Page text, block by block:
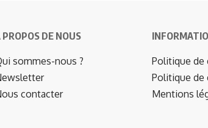
PROPOS DE NOUS
sommes-nous ?
contacter
Politique de
Politique de
Mentions